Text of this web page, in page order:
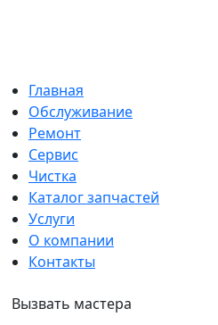
Главная
Обслуживание
Ремонт
Сервис
Чистка
Каталог запчастей
Услуги
О компании
Контакты
Вызвать мастера